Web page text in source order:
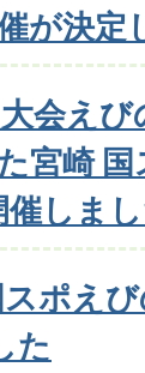
が決定
会え
宮崎
催しま
ポえ
た